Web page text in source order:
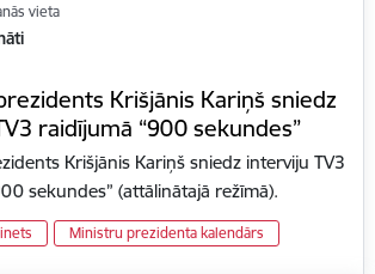
vieta
Krišjānis Kariņš sniedz
raidījumā “900 sekundes”
Krišjānis Kariņš sniedz interviju TV3
sekundes” (attālinātajā režīmā).
Ministru prezidenta kalendārs